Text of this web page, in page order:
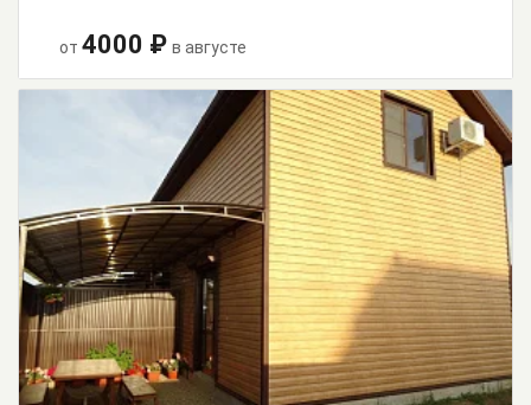
от 4000 ₽ в августе